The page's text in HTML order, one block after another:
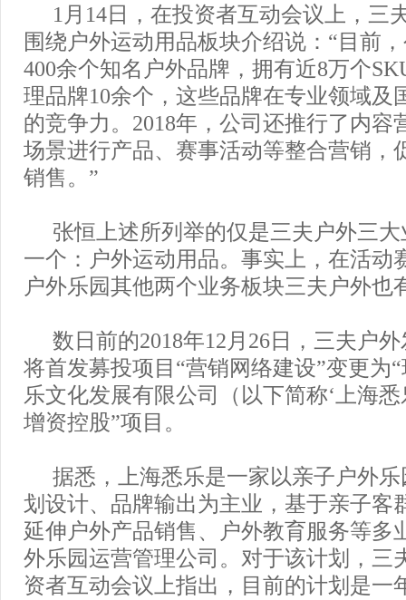
1月14日，在投资者互动会议上，三
围绕户外运动用品板块介绍说：“目前
400余个知名户外品牌，拥有近8万个
理品牌10余个，这些品牌在专业领域及
的竞争力。2018年，公司还推行了内容
场景进行产品、赛事活动等整合营销，
销售。”
张恒上述所列举的仅是三夫户外三
一个：户外运动用品。事实上，在活动
户外乐园其他两个业务板块三夫户外也
数日前的2018年12月26日，三夫户
将首发募投项目“营销网络建设”变更为
乐文化发展有限公司（以下简称‘上海
增资控股”项目。
据悉，上海悉乐是一家以亲子户外
划设计、品牌输出为主业，基于亲子客
延伸户外产品销售、户外教育服务等多
外乐园运营管理公司。对于该计划，三
资者互动会议上指出，目前的计划是一